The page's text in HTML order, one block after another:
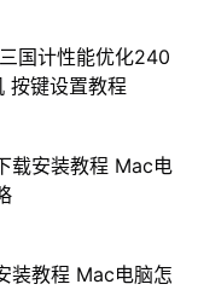
国计性能优化240
按键设置教程
载安装教程 Mac电
装教程 Mac电脑怎